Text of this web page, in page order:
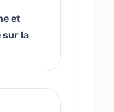
et
sur la